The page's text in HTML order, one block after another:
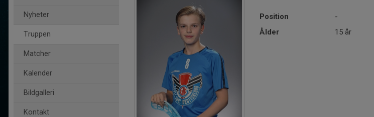
Nyheter
Truppen
Matcher
Kalender
Bildgalleri
Kontakt
Position
-
Ålder
15 år